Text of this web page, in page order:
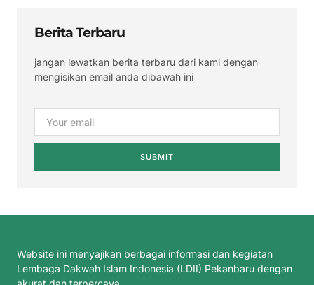
Berita Terbaru
jangan lewatkan berita terbaru dari kami dengan
mengisikan email anda dibawah ini
SUBMIT
Website ini menyajikan berbagai informasi dan kegiatan
Lembaga Dakwah Islam Indonesia (LDII) Pekanbaru dengan